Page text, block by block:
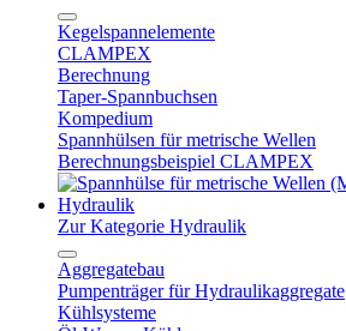
Kegelspannelemente
CLAMPEX
Berechnung
Taper-Spannbuchsen
Kompedium
Spannhülsen für metrische Wellen
Berechnungsbeispiel CLAMPEX
Hydraulik
Zur Kategorie Hydraulik
Aggregatebau
Pumpenträger für Hydraulikaggregate
Kühlsysteme